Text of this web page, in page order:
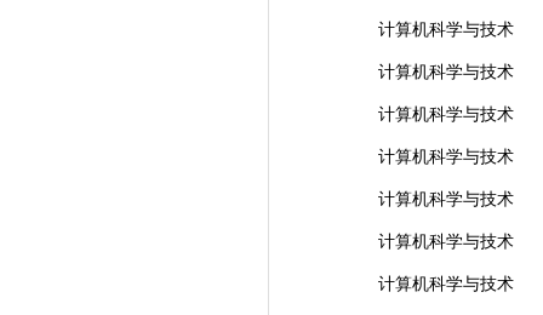
计算机科学与技术
计算机科学与技术
计算机科学与技术
计算机科学与技术
计算机科学与技术
计算机科学与技术
计算机科学与技术